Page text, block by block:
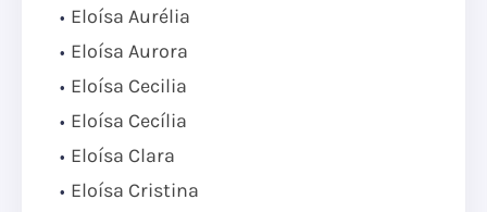
Eloísa Aurélia
Eloísa Aurora
Eloísa Cecilia
Eloísa Cecília
Eloísa Clara
Eloísa Cristina